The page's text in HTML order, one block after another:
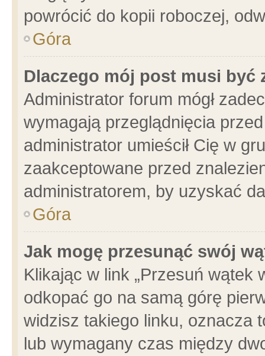
powrócić do kopii roboczej,
Góra
Dlaczego mój post musi być
Administrator forum mógł
wymagają przeglądnięcia
administrator umieścił Cię w
zaakceptowane przed
administratorem, by uzyskać
Góra
Jak mogę przesunąć swój
Klikając w link „Przesuń wątek
odkopać go na samą górę
widzisz takiego linku, oznacza
lub wymagany czas między